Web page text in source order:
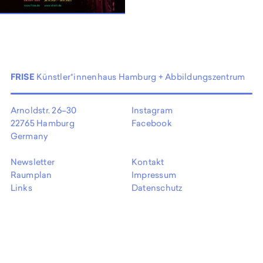
EN
FRISE Künstler*innenhaus Hamburg + Abbildungszentrum
Arnoldstr. 26–30
22765 Hamburg
Germany
Instagram
Facebook
Newsletter
Raumplan
Links
Kontakt
Impressum
Datenschutz